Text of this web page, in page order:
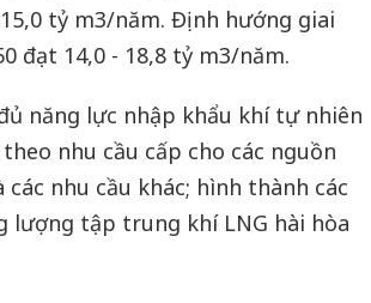
tỷ m3/năm. Định hướng giai
đạt 14,0 - 18,8 tỷ m3/năm.
năng lực nhập khẩu khí tự nhiên
nhu cầu cấp cho các nguồn
các nhu cầu khác; hình thành các
lượng tập trung khí LNG hài hòa